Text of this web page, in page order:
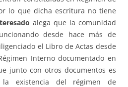
lo que dicha escritura no tiene
alega que la comunidad
desde hace más de
el Libro de Actas desde
Interno documentado en
junto con otros documentos es
existencia del régimen de